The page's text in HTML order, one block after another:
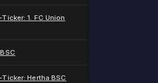
1. FC Union
Ticker: Hertha BSC